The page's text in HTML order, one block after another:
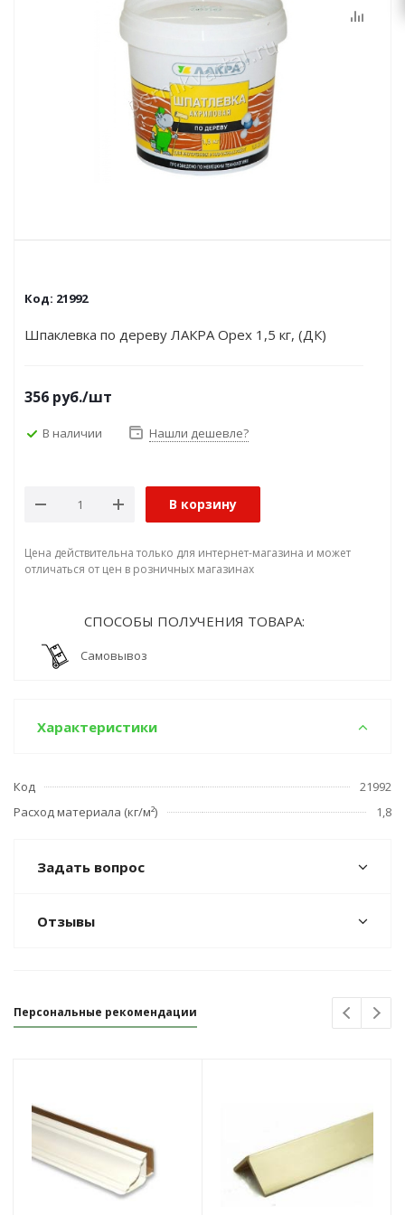
Код: 21992
Шпаклевка по дереву ЛАКРА Орех 1,5 кг, (ДК)
356 руб./шт
В наличии Нашли дешевле?
В корзину
Цена действительна только для интернет-магазина и может
отличаться от цен в розничных магазинах
СПОСОБЫ ПОЛУЧЕНИЯ ТОВАРА:
Самовывоз
Характеристики
Код
21992
Расход материала (кг/м²)
1,8
Задать вопрос
Отзывы
Персональные рекомендации